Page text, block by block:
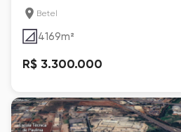
Betel
4169m²
R$ 3.300.000